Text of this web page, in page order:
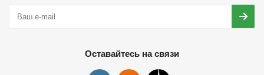
Оставайтесь на связи